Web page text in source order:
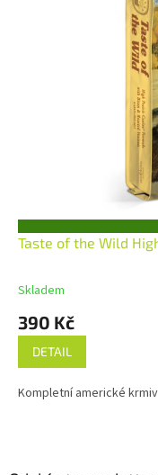
Taste of the Wild
Skladem
390 Kč
DETAIL
Kompletní americké